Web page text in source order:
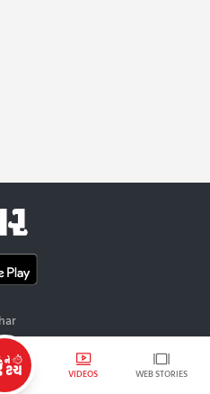
VIDEOS WEB STORIES